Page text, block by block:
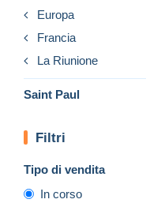
Europa
Francia
La Riunione
Saint Paul
Filtri
Tipo di vendita
In corso